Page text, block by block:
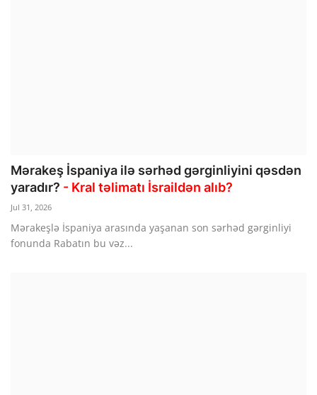
Mərakeş İspaniya ilə sərhəd gərginliyini qəsdən
yaradır? - Kral təlimatı İsraildən alıb?
Jul 31, 2026
Mərakeşlə İspaniya arasında yaşanan son sərhəd gərginliyi
fonunda Rabatın bu vəz...